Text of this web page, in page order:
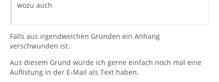
wozu auch
Falls aus irgendwelchen Gründen ein Anhang
verschwunden ist.
Aus diesem Grund würde ich gerne einfach noch mal eine
Auflistung in der E-Mail als Text haben.